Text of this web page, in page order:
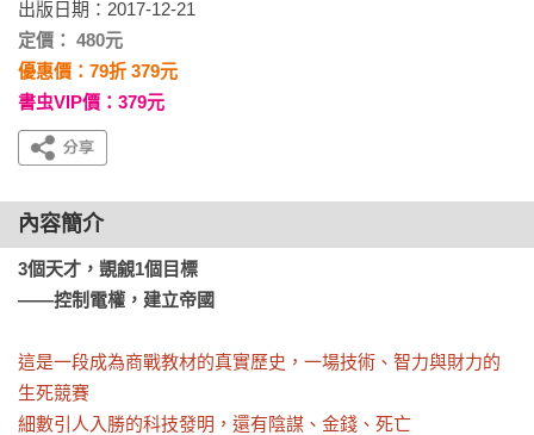
出版日期：2017-12-21
定價： 480元
優惠價：79折 379元
書虫VIP價：379元
內容簡介
3個天才，覬覦1個目標
——控制電權，建立帝國
這是一段成為商戰教材的真實歷史，一場技術、智力與財力的
生死競賽
細數引人入勝的科技發明，還有陰謀、金錢、死亡